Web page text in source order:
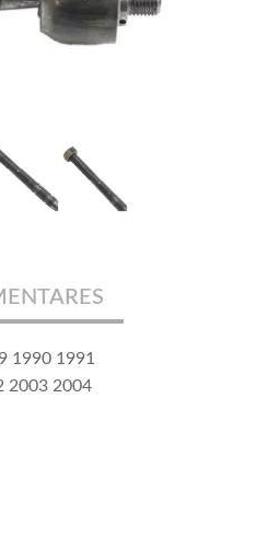
1990 1991
2003 2004